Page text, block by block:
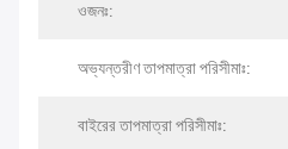
ওজনঃ:
অভ্যন্তরীণ তাপমাত্রা পরিসীমাঃ:
বাইরের তাপমাত্রা পরিসীমাঃ: